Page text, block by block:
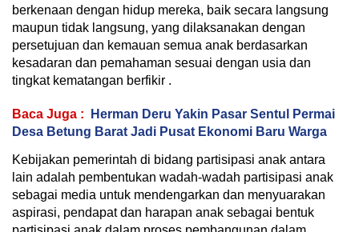
berkenaan dengan hidup mereka, baik secara langsung
maupun tidak langsung, yang dilaksanakan dengan
persetujuan dan kemauan semua anak berdasarkan
kesadaran dan pemahaman sesuai dengan usia dan
tingkat kematangan berfikir .
Baca Juga :
Herman Deru Yakin Pasar Sentul Permai
Desa Betung Barat Jadi Pusat Ekonomi Baru Warga
Kebijakan pemerintah di bidang partisipasi anak antara
lain adalah pembentukan wadah-wadah partisipasi anak
sebagai media untuk mendengarkan dan menyuarakan
aspirasi, pendapat dan harapan anak sebagai bentuk